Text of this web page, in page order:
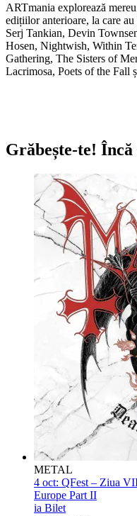
ARTmania explorează
edițiilor anterioare, la care
Serj Tankian, Devin
Hosen, Nightwish, Within
Gathering, The Sisters of
Lacrimosa, Poets of the Fall
Grăbește-te! Încă
METAL
4 oct: QFest – Ziua
Europe Part II
ia Bilet